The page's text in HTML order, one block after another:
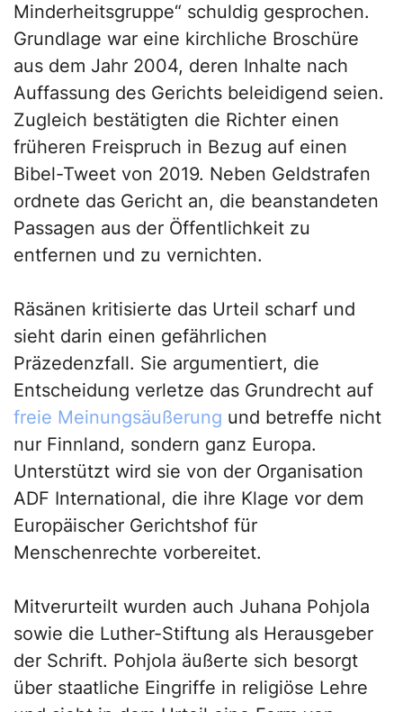
Minderheitsgruppe“ schuldig gesprochen.
Grundlage war eine kirchliche Broschüre
aus dem Jahr 2004, deren Inhalte nach
Auffassung des Gerichts beleidigend seien.
Zugleich bestätigten die Richter einen
früheren Freispruch in Bezug auf einen
Bibel-Tweet von 2019. Neben Geldstrafen
ordnete das Gericht an, die beanstandeten
Passagen aus der Öffentlichkeit zu
entfernen und zu vernichten.
Räsänen kritisierte das Urteil scharf und
sieht darin einen gefährlichen
Präzedenzfall. Sie argumentiert, die
Entscheidung verletze das Grundrecht auf
freie Meinungsäußerung und betreffe nicht
nur Finnland, sondern ganz Europa.
Unterstützt wird sie von der Organisation
ADF International, die ihre Klage vor dem
Europäischer Gerichtshof für
Menschenrechte vorbereitet.
Mitverurteilt wurden auch Juhana Pohjola
sowie die Luther-Stiftung als Herausgeber
der Schrift. Pohjola äußerte sich besorgt
über staatliche Eingriffe in religiöse Lehre